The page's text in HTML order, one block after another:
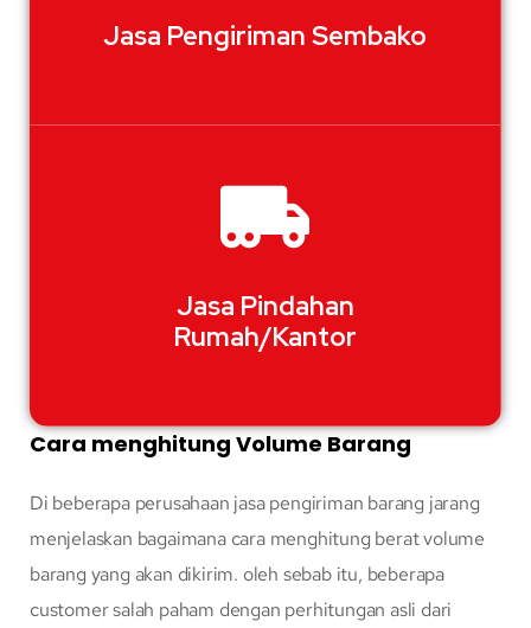
Jasa Pengiriman Sembako
Jasa Pindahan
Rumah/Kantor
Cara menghitung Volume Barang
Di beberapa perusahaan jasa pengiriman barang jarang
menjelaskan bagaimana cara menghitung berat volume
barang yang akan dikirim. oleh sebab itu, beberapa
customer salah paham dengan perhitungan asli dari